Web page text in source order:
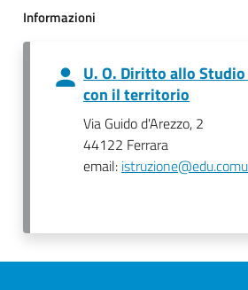
Informazioni
U. O. Diritto allo
con il territorio
Via Guido d'Arezzo, 2
44122 Ferrara
email: